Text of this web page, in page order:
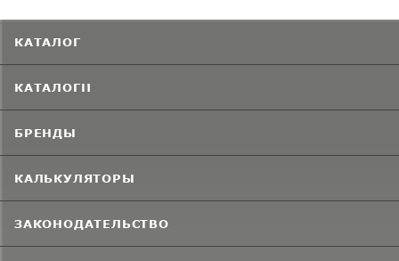
КАТАЛОГ
КАТАЛОГИ
БРЕНДЫ
КАЛЬКУЛЯТОРЫ
ЗАКОНОДАТЕЛЬСТВО